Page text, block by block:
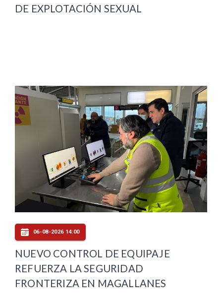
DE EXPLOTACIÓN SEXUAL
06-08-2026 14:00
NUEVO CONTROL DE EQUIPAJE
REFUERZA LA SEGURIDAD
FRONTERIZA EN MAGALLANES